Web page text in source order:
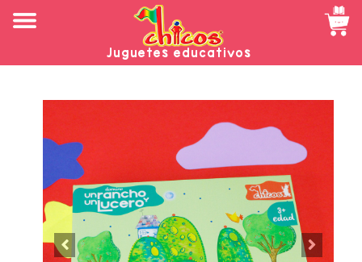
Juguetes educativos